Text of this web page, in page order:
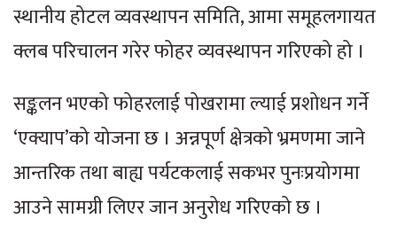
स्थानीय होटल व्यवस्थापन समिति, आमा समूहलगायत
क्लब परिचालन गरेर फोहर व्यवस्थापन गरिएको हो ।
सङ्कलन भएको फोहरलाई पोखरामा ल्याई प्रशोधन गर्ने
‘एक्याप’को योजना छ । अन्नपूर्ण क्षेत्रको भ्रमणमा जाने
आन्तरिक तथा बाह्य पर्यटकलाई सकभर पुनःप्रयोगमा
आउने सामग्री लिएर जान अनुरोध गरिएको छ ।